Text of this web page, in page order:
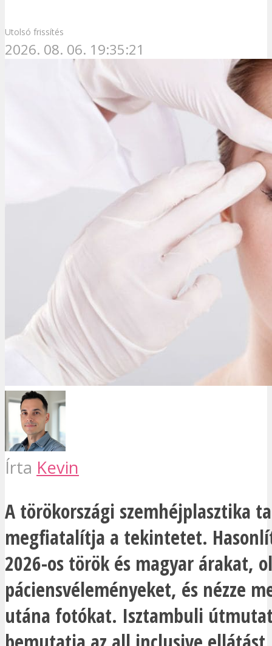
Utolsó frissítés
2026. 08. 06. 19:35:21
Írta Kevin
A törökországi szemhéjplasztika
megfiatalítja a tekintetet.
2026-os török és magyar árakat,
páciensvéleményeket, és nézze
utána fotókat. Isztambuli